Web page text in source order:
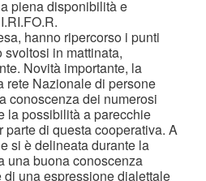
piena disponibilità e
hanno ripercorso i punti
svoltosi in mattinata,
Novità importante, la
rete Nazionale di persone
conoscenza dei numerosi
la possibilità a parecchie
parte di questa cooperativa. A
si è delineata durante la
una buona conoscenza
di una espressione dialettale